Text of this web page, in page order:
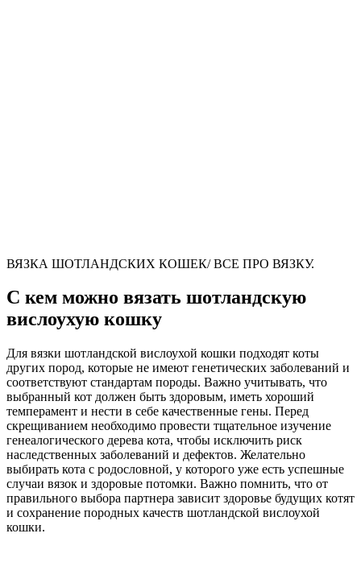
ВЯЗКА ШОТЛАНДСКИХ КОШЕК/ ВСЕ ПРО ВЯЗКУ.
С кем можно вязать шотландскую
вислоухую кошку
Для вязки шотландской вислоухой кошки подходят коты
других пород, которые не имеют генетических заболеваний и
соответствуют стандартам породы. Важно учитывать, что
выбранный кот должен быть здоровым, иметь хороший
темперамент и нести в себе качественные гены. Перед
скрещиванием необходимо провести тщательное изучение
генеалогического дерева кота, чтобы исключить риск
наследственных заболеваний и дефектов. Желательно
выбирать кота с родословной, у которого уже есть успешные
случаи вязок и здоровые потомки. Важно помнить, что от
правильного выбора партнера зависит здоровье будущих котят
и сохранение породных качеств шотландской вислоухой
кошки.